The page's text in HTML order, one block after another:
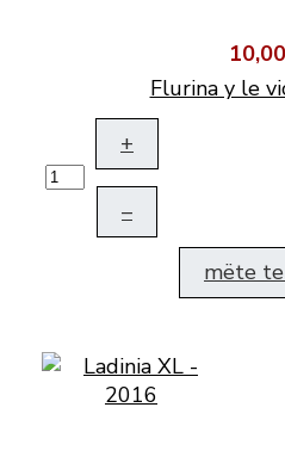
Flurina y le
+
–
mëte